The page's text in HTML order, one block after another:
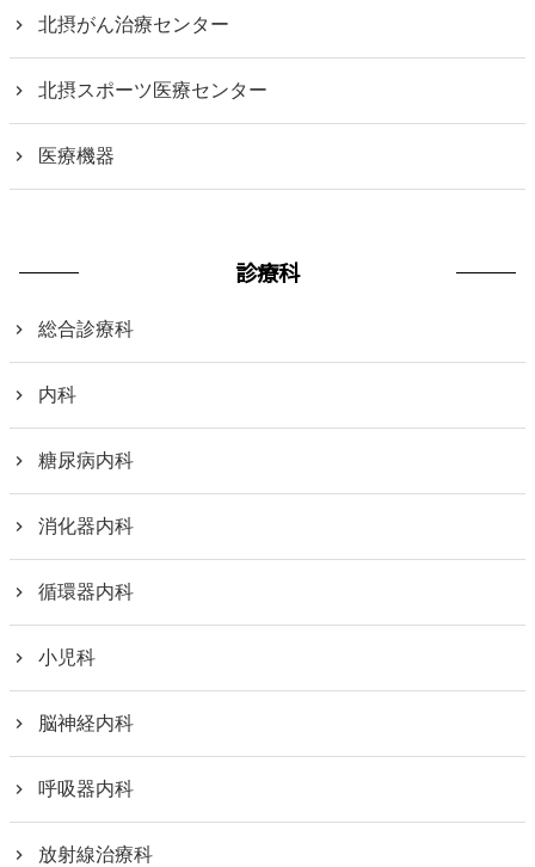
北摂がん治療センター
北摂スポーツ医療センター
医療機器
診療科
総合診療科
内科
糖尿病内科
消化器内科
循環器内科
小児科
脳神経内科
呼吸器内科
放射線治療科